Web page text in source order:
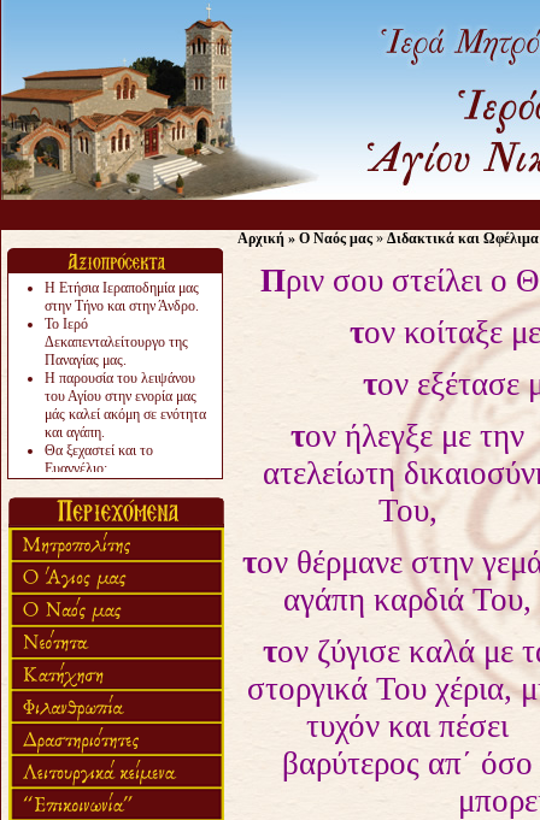
Η Ετήσια Ιεραποδημία μας
στην Τήνο και στην Άνδρο.
Το Ιερό
Δεκαπενταλείτουργο της
Παναγίας μας.
Η παρουσία του λειψάνου
του Αγίου στην ενορία μας
μάς καλεί ακόμη σε ενότητα
και αγάπη.
Θα ξεχαστεί και το
Ευαγγέλιο;
«πολύ αργά».
Ζητείται....
Αρχική » Ο Ναός μας » Διδακτικά και Ωφέλιμα
Πριν σου στείλει ο
τον κοίταξε
τον εξέτασε
τον ήλεγξε με την
ατελείωτη
Του,
τον θέρμανε στην
αγάπη καρδιά Του,
τον ζύγισε καλά με
στοργικά Του χέρια,
τυχόν και πέσει
βαρύτερος απ΄ όσο